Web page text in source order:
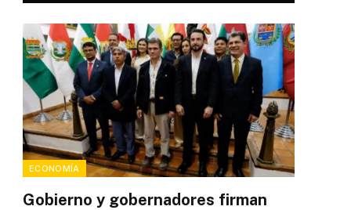
ECONOMÍA
Gobierno y gobernadores firman